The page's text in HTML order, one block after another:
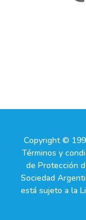
Copyright ©
Términos y
de Protección
Sociedad
está sujeto a la